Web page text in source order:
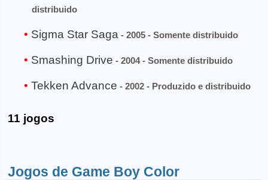
distribuido
Sigma Star Saga - 2005 - Somente distribuido
Smashing Drive - 2004 - Somente distribuido
Tekken Advance - 2002 - Produzido e distribuido
11 jogos
Jogos de Game Boy Color